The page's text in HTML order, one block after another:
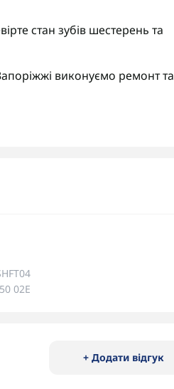
стан зубів шестерень та
виконуємо ремонт та
02E
+ Додати відгук